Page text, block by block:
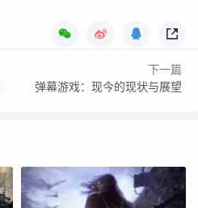
下一篇
弹幕游戏：现今的现状与展望